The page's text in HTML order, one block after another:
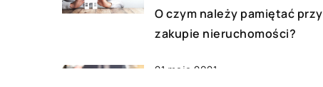
O czym należy pamiętać przy
zakupie nieruchomości?
21 maja 2021